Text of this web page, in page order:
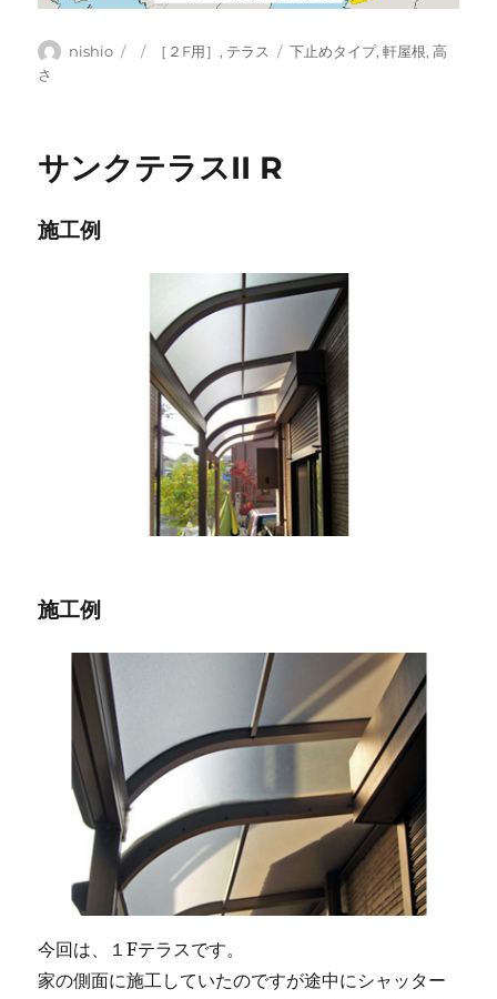
投
nishio
投
カ［２F用］, テラス
タ
下止めタイプ,軒屋根,高
さ
サンクテラスII R
施工例
施工例
今回は、１Fテラスです。
家の側面に施工していたのですが途中にシャッター